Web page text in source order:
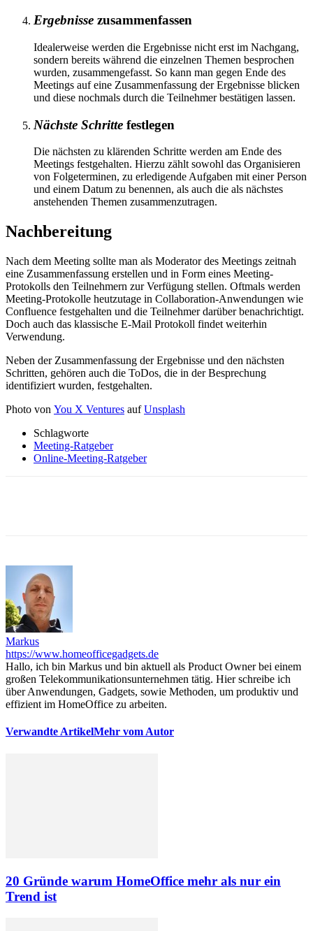
Ergebnisse zusammenfassen
Idealerweise werden die Ergebnisse nicht erst im Nachgang,
sondern bereits während die einzelnen Themen besprochen
wurden, zusammengefasst. So kann man gegen Ende des
Meetings auf eine Zusammenfassung der Ergebnisse blicken
und diese nochmals durch die Teilnehmer bestätigen lassen.
Nächste Schritte festlegen
Die nächsten zu klärenden Schritte werden am Ende des
Meetings festgehalten. Hierzu zählt sowohl das Organisieren
von Folgeterminen, zu erledigende Aufgaben mit einer Person
und einem Datum zu benennen, als auch die als nächstes
anstehenden Themen zusammenzutragen.
Nachbereitung
Nach dem Meeting sollte man als Moderator des Meetings zeitnah
eine Zusammenfassung erstellen und in Form eines Meeting-
Protokolls den Teilnehmern zur Verfügung stellen. Oftmals werden
Meeting-Protokolle heutzutage in Collaboration-Anwendungen wie
Confluence festgehalten und die Teilnehmer darüber benachrichtigt.
Doch auch das klassische E-Mail Protokoll findet weiterhin
Verwendung.
Neben der Zusammenfassung der Ergebnisse und den nächsten
Schritten, gehören auch die ToDos, die in der Besprechung
identifiziert wurden, festgehalten.
Photo von You X Ventures aufUnsplash
Schlagworte
Meeting-Ratgeber
Online-Meeting-Ratgeber
Markus
https://www.homeofficegadgets.de
Hallo, ich bin Markus und bin aktuell als Product Owner bei einem
großen Telekommunikationsunternehmen tätig. Hier schreibe ich
über Anwendungen, Gadgets, sowie Methoden, um produktiv und
effizient im HomeOffice zu arbeiten.
Verwandte ArtikelMehr vom Autor
20 Gründe warum HomeOffice mehr als nur ein
Trend ist